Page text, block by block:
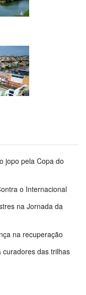
jopo pela Copa do
o Internacional
na Jornada da
na recuperação
curadores das trilhas